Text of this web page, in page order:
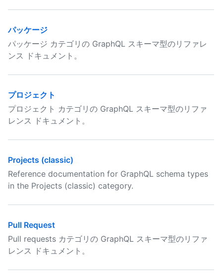
パッケージ
パッケージ カテゴリの GraphQL スキーマ型のリファレ
ンス ドキュメント。
プロジェクト
プロジェクト カテゴリの GraphQL スキーマ型のリファ
レンス ドキュメント。
Projects (classic)
Reference documentation for GraphQL schema types
in the Projects (classic) category.
Pull Request
Pull requests カテゴリの GraphQL スキーマ型のリファ
レンス ドキュメント。